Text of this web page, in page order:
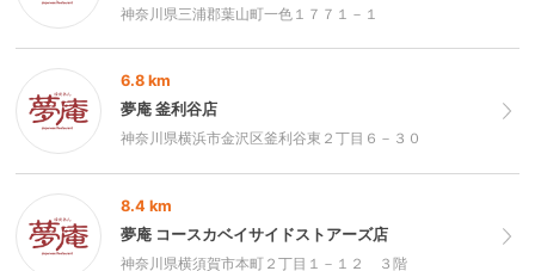
神奈川県三浦郡葉山町一色１７７１－１
6.8 km
夢庵 釜利谷店
神奈川県横浜市金沢区釜利谷東２丁目６－３０
8.4 km
夢庵 コースカベイサイドストアーズ店
神奈川県横須賀市本町２丁目１－１２ ３階